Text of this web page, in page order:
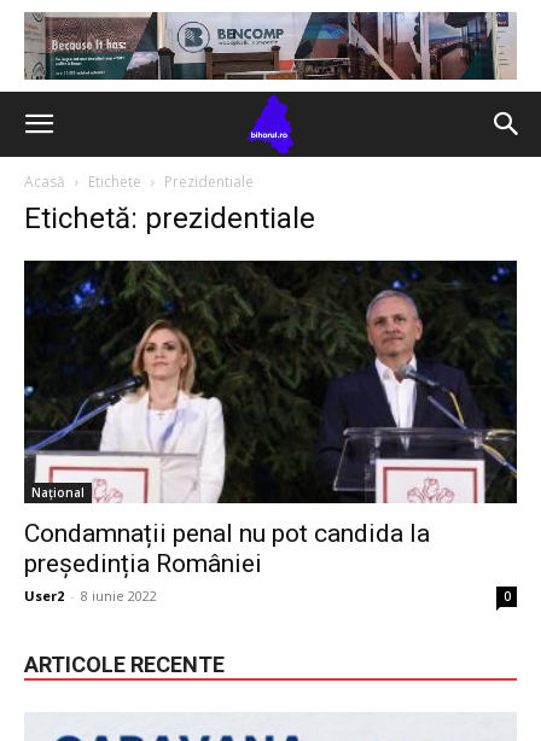
Acasă Etichete Prezidentiale
Etichetă: prezidentiale
Național
Condamnații penal nu pot candida la
președinția României
User2 - 8 iunie 2022 0
ARTICOLE RECENTE